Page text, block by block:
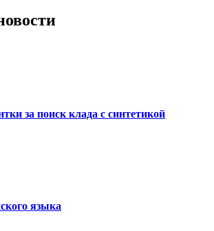
за поиск клада с синтетикой
языка